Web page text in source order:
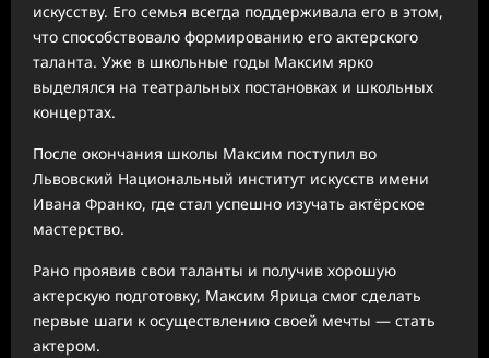
искусству. Его семья всегда поддерживала его в этом,
что способствовало формированию его актерского
таланта. Уже в школьные годы Максим ярко
выделялся на театральных постановках и школьных
концертах.
После окончания школы Максим поступил во
Львовский Национальный институт искусств имени
Ивана Франко, где стал успешно изучать актёрское
мастерство.
Рано проявив свои таланты и получив хорошую
актерскую подготовку, Максим Ярица смог сделать
первые шаги к осуществлению своей мечты — стать
актером.